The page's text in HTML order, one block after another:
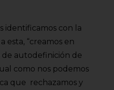
identificamos con la
esta, “creamos en
de autodefinición de
como nos podemos
que rechazamos y